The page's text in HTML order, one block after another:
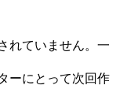
れていません。一
ーにとって次回作